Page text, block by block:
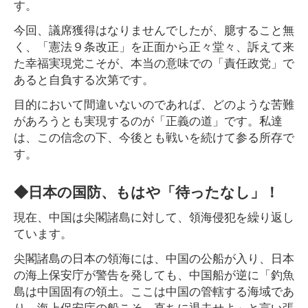
す。
今回、議席獲得はなりませんでしたが、臆すること無
く、「憲法９条改正」を正面から正々堂々、訴えて来
た幸福実現党こそが、本当の意味での「責任政党」で
あると自負する次第です。
目的において間違いないのであれば、どのような苦難
があろうとも実現するのが「正義の道」です。私達
は、この信念の下、今後とも戦いを続けて参る所存で
す。
◆日本の国防、もはや「待ったなし」！
現在、中国は尖閣諸島に対して、領海侵犯を繰り返し
ています。
尖閣諸島の日本の領海には、中国の公船が入り、日本
の海上保安庁が警告を発しても、中国船が逆に「釣魚
島は中国固有の領土。ここは中国の管轄する海域であ